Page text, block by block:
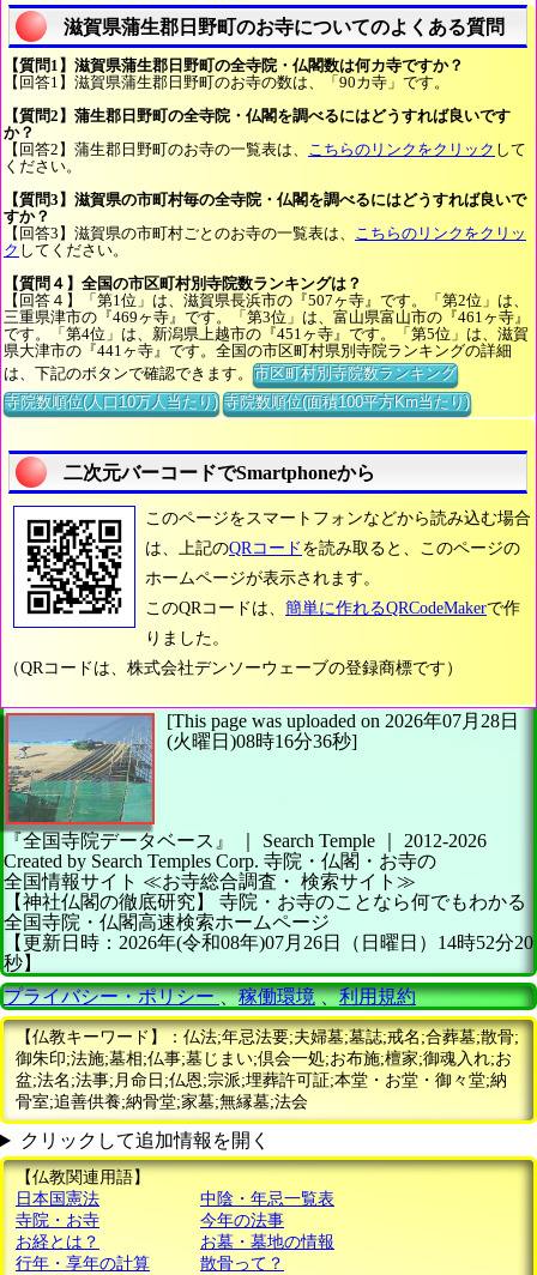
滋賀県蒲生郡日野町のお寺についてのよくある質問
【質問1】滋賀県蒲生郡日野町の全寺院・仏閣数は何カ寺ですか？
【回答1】滋賀県蒲生郡日野町のお寺の数は、「90カ寺」です。
【質問2】蒲生郡日野町の全寺院・仏閣を調べるにはどうすれば良いです
か？
【回答2】蒲生郡日野町のお寺の一覧表は、 こちらのリンクをクリック して
ください。
【質問3】滋賀県の市町村毎の全寺院・仏閣を調べるにはどうすれば良いで
すか？
【回答3】滋賀県の市町村ごとのお寺の一覧表は、 こちらのリンクをクリッ
ク してください。
【質問４】全国の市区町村別寺院数ランキングは？
【回答４】「第1位」は、滋賀県長浜市の『507ヶ寺』です。「第2位」は、
三重県津市の『469ヶ寺』です。「第3位」は、富山県富山市の『461ヶ寺』
です。「第4位」は、新潟県上越市の『451ヶ寺』です。「第5位」は、滋賀
県大津市の『441ヶ寺』です。全国の市区町村県別寺院ランキングの詳細
は、下記のボタンで確認できます。市区町村別寺院数ランキング
寺院数順位(人口10万人当たり) 寺院数順位(面積100平方Km当たり)
二次元バーコードでSmartphoneから
このページをスマートフォンなどから読み込む場合
は、上記のQRコード を読み取ると、このページの
ホームページが表示されます。
このQRコードは、 簡単に作れるQRCodeMakerで作
りました。
（QRコードは、株式会社デンソーウェーブの登録商標です）
[This page was uploaded on 2026年07月28日
(火曜日)08時16分36秒]
『全国寺院データベース』 ｜ Search Temple
2012-2026
Created by Search Temples Corp. 寺院・仏閣・お寺の
全国情報サイト ≪お寺総合調査・ 検索サイト≫
【神社仏閣の徹底研究】
寺院・お寺のことなら何でもわかる
全国寺院・仏閣高速検索ホームページ
【更新日時：2026年(令和08年)07月26日（日曜日）14時52分20
秒】
プライバシー・ポリシー、稼働環境、利用規約
【仏教キーワード】：仏法;年忌法要;夫婦墓;墓誌;戒名;合葬墓;散骨;
御朱印;法施;墓相;仏事;墓じまい;倶会一処;お布施;檀家;御魂入れ;お
盆;法名;法事;月命日;仏恩;宗派;埋葬許可証;本堂・お堂・御々堂;納
骨室;追善供養;納骨堂;家墓;無縁墓;法会
クリックして追加情報を開く
【仏教関連用語】
日本国憲法
中陰・年忌一覧表
寺院・お寺
今年の法事
お経とは？
お墓・墓地の情報
行年・享年の計算
散骨って？